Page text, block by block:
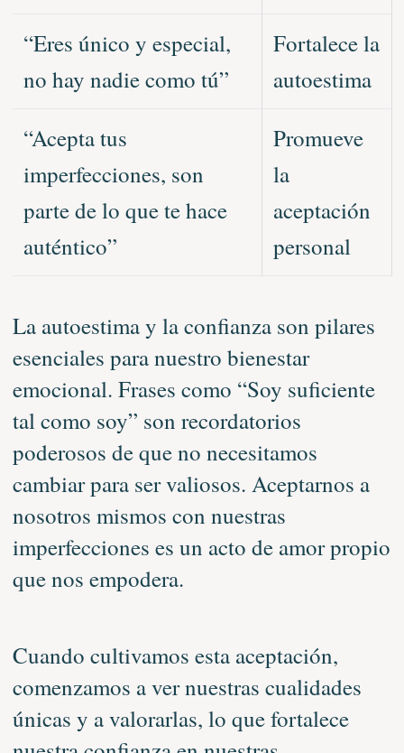
“Eres único y especial,
no hay nadie como tú”
Fortalece la
autoestima
“Acepta tus
imperfecciones, son
parte de lo que te hace
auténtico”
Promueve
la
aceptación
personal
La autoestima y la confianza son pilares
esenciales para nuestro bienestar
emocional. Frases como “Soy suficiente
tal como soy” son recordatorios
poderosos de que no necesitamos
cambiar para ser valiosos. Aceptarnos a
nosotros mismos con nuestras
imperfecciones es un acto de amor propio
que nos empodera.
Cuando cultivamos esta aceptación,
comenzamos a ver nuestras cualidades
únicas y a valorarlas, lo que fortalece